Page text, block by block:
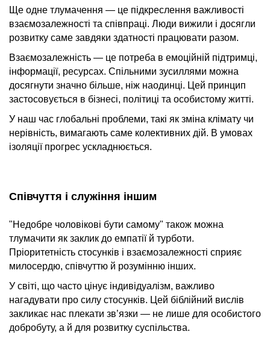
Ще одне тлумачення — це підкреслення важливості
взаємозалежності та співпраці. Люди вижили і досягли
розвитку саме завдяки здатності працювати разом.
Взаємозалежність — це потреба в емоційній підтримці,
інформації, ресурсах. Спільними зусиллями можна
досягнути значно більше, ніж наодинці. Цей принцип
застосовується в бізнесі, політиці та особистому житті.
У наш час глобальні проблеми, такі як зміна клімату чи
нерівність, вимагають саме колективних дій. В умовах
ізоляції прогрес ускладнюється.
Співчуття і служіння іншим
"Недобре чоловікові бути самому" також можна
тлумачити як заклик до емпатії й турботи.
Пріоритетність стосунків і взаємозалежності сприяє
милосердю, співчуттю й розумінню інших.
У світі, що часто цінує індивідуалізм, важливо
нагадувати про силу стосунків. Цей біблійний вислів
закликає нас плекати зв’язки — не лише для особистого
добробуту, а й для розвитку суспільства.